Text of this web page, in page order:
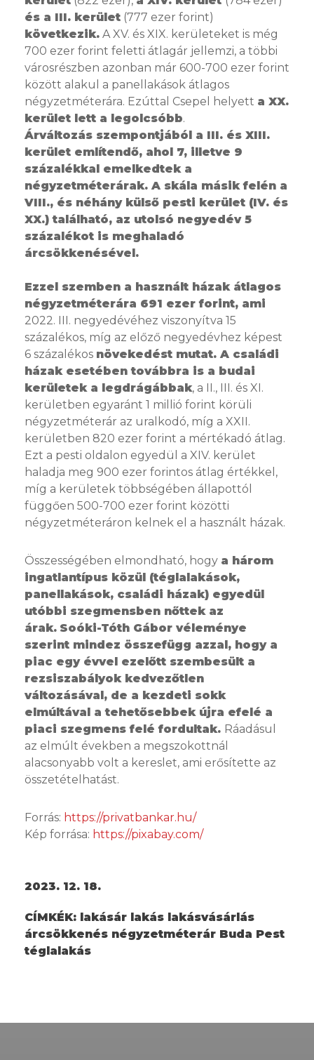
és a III. kerület (777 ezer forint)
következik. A XV. és XIX. kerületeket is még
700 ezer forint feletti átlagár jellemzi, a többi
városrészben azonban már 600-700 ezer forint
között alakul a panellakások átlagos
négyzetméterára. Ezúttal Csepel helyett a XX.
kerület lett a legolcsóbb.
Árváltozás szempontjából a III. és XIII.
kerület említendő, ahol 7, illetve 9
százalékkal emelkedtek a
négyzetméterárak. A skála másik felén a
VIII., és néhány külső pesti kerület (IV. és
XX.) található, az utolsó negyedév 5
százalékot is meghaladó
árcsökkenésével.
Ezzel szemben a használt házak átlagos
négyzetméterára 691 ezer forint, ami
2022. III. negyedévéhez viszonyítva 15
százalékos, míg az előző negyedévhez képest
6 százalékos növekedést mutat. A családi
házak esetében továbbra is a budai
kerületek a legdrágábbak, a II., III. és XI.
kerületben egyaránt 1 millió forint körüli
négyzetméterár az uralkodó, míg a XXII.
kerületben 820 ezer forint a mértékadó átlag.
Ezt a pesti oldalon egyedül a XIV. kerület
haladja meg 900 ezer forintos átlag értékkel,
míg a kerületek többségében állapottól
függően 500-700 ezer forint közötti
négyzetméteráron kelnek el a használt házak.
Összességében elmondható, hogy a három
ingatlantípus közül (téglalakások,
panellakások, családi házak) egyedül
utóbbi szegmensben nőttek az
árak. Soóki-Tóth Gábor véleménye
szerint mindez összefügg azzal, hogy a
piac egy évvel ezelőtt szembesült a
rezsiszabályok kedvezőtlen
változásával, de a kezdeti sokk
elmúltával a tehetősebbek újra efelé a
piaci szegmens felé fordultak. Ráadásul
az elmúlt években a megszokottnál
alacsonyabb volt a kereslet, ami erősítette az
összetételhatást.
Forrás: https://privatbankar.hu/
Kép forrása: https://pixabay.com/
2023. 12. 18.
CÍMKÉK: lakásár lakás lakásvásárlás
árcsökkenés négyzetméterár Buda Pest
téglalakás